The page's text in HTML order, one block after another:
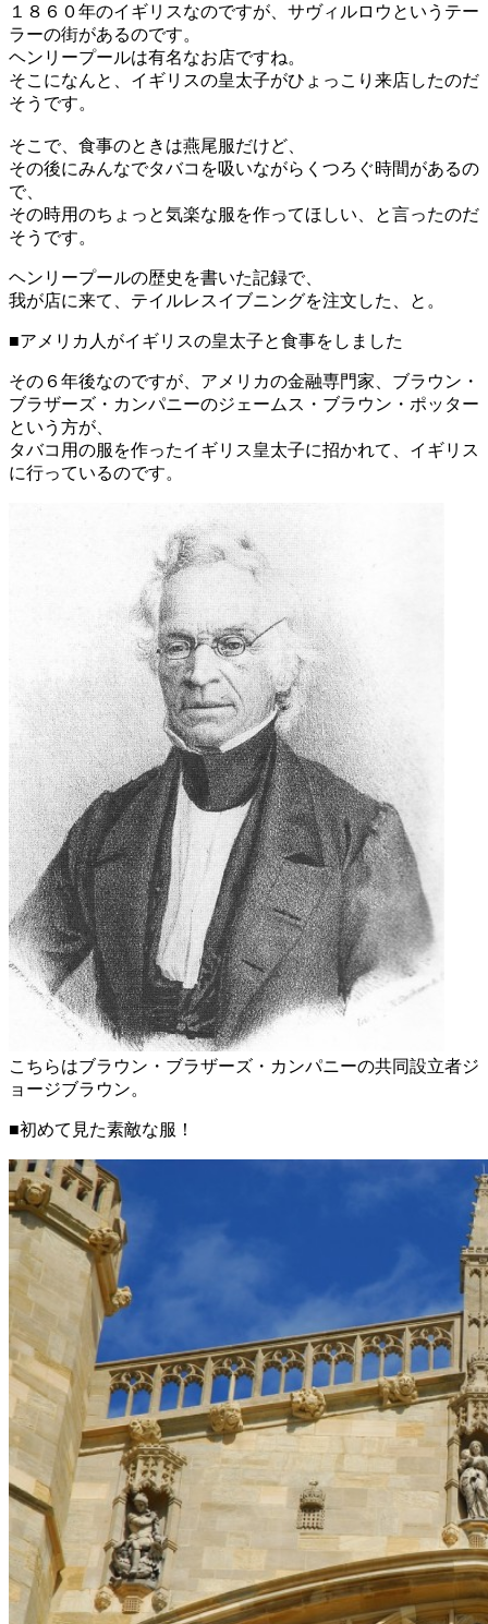
１８６０年のイギリスなのですが、サヴィルロウというテー
ラーの街があるのです。
ヘンリープールは有名なお店ですね。
そこになんと、イギリスの皇太子がひょっこり来店したのだ
そうです。
そこで、食事のときは燕尾服だけど、
その後にみんなでタバコを吸いながらくつろぐ時間があるの
で、
その時用のちょっと気楽な服を作ってほしい、と言ったのだ
そうです。
ヘンリープールの歴史を書いた記録で、
我が店に来て、テイルレスイブニングを注文した、と。
■アメリカ人がイギリスの皇太子と食事をしました
その６年後なのですが、 アメリカの金融専門家、ブラウン・
ブラザーズ・カンパニーのジェームス・ブラウン・ポッター
という方が、
タバコ用の服を作ったイギリス皇太子に招かれて、イギリス
に行っているのです。
こちらはブラウン・ブラザーズ・カンパニーの共同設立者ジ
ョージブラウン。
■初めて見た素敵な服！